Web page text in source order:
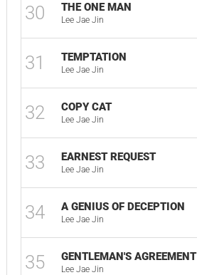
30 THE ONE MAN
Lee Jae Jin
31 TEMPTATION
Lee Jae Jin
32 COPY CAT
Lee Jae Jin
33 EARNEST REQUEST
Lee Jae Jin
34 A GENIUS OF DECEPTION
Lee Jae Jin
35 GENTLEMAN'S AGREEMENT
Lee Jae Jin